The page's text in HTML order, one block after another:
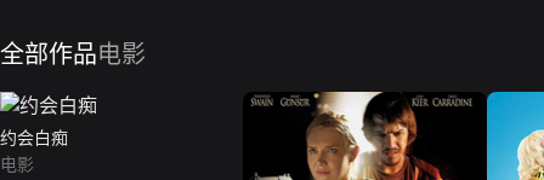
全部作品电影
约会白痴
电影